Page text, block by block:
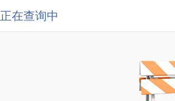
正在查询中